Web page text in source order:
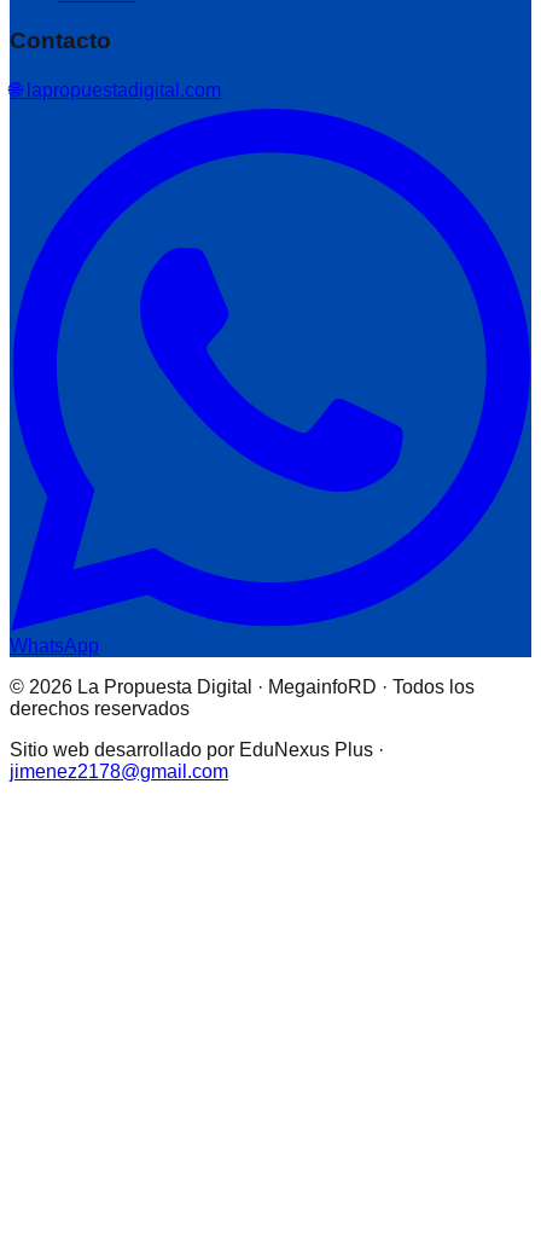
Contacto
🌐 lapropuestadigital.com
WhatsApp
© 2026 La Propuesta Digital · MegainfoRD · Todos los
derechos reservados
Sitio web desarrollado por EduNexus Plus ·
jimenez2178@gmail.com